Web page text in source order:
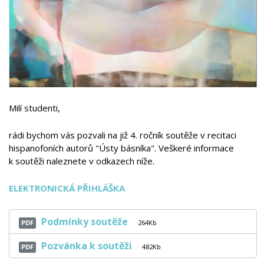
Milí studenti,
rádi bychom vás pozvali na již 4. ročník soutěže v recitaci
hispanofoních autorů "Ústy básníka". Veškeré informace
k soutěži naleznete v odkazech níže.
ELEKTRONICKÁ PŘIHLÁŠKA
PDF Podmínky soutěže 264Kb
PDF Pozvánka k soutěži 482Kb